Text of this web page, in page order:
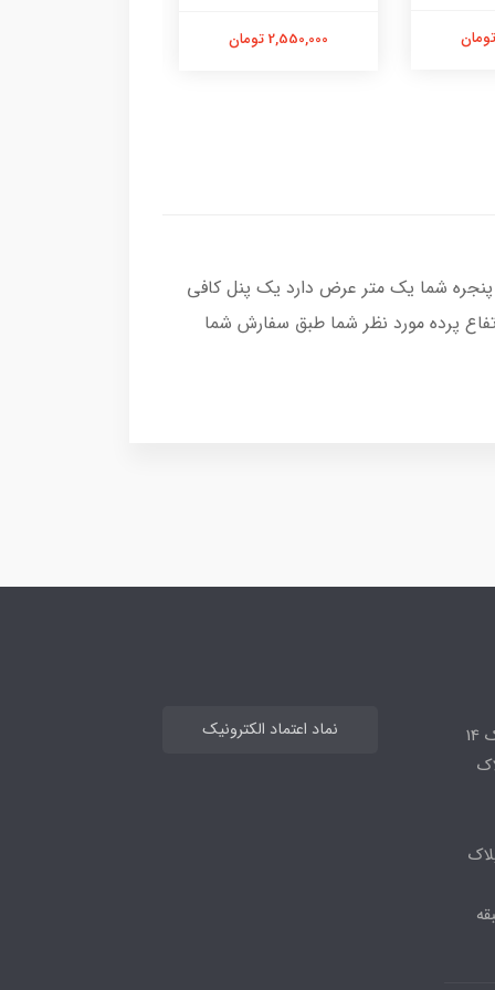
2,550,000 تومان
شما یک متر عرض دارد یک پنل کافی
پرده مورد نظر شما طبق سفارش شما
نماد اعتماد الکترونیک